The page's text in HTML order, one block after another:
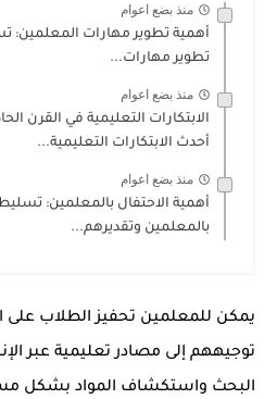
منذ بضع اعوام
أهمية تطوير مهارات المعلمين:
تطوير مهارات...
منذ بضع اعوام
الابتكارات التعليمية في القرن
أحدث الابتكارات التعليمية...
منذ بضع اعوام
أهمية الاحتفال بالمعلمين:
بالمعلمين وتقديرهم...
يمكن للمعلمين تحفيز الطلاب على
توجيههم إلى مصادر تعليمية عبر
البحث واستكشاف المواد بشكل